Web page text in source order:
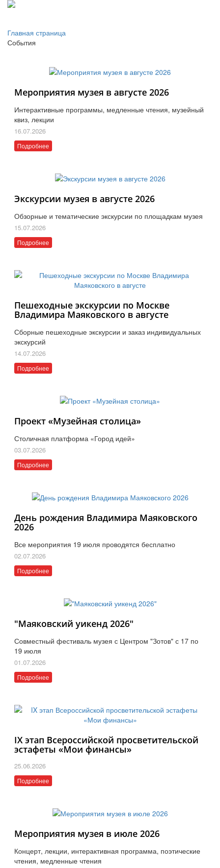
Главная страница
События
Мероприятия музея в августе 2026
Интерактивные программы, медленные чтения, музейный
квиз, лекции
16.07.2026
Подробнее
Экскурсии музея в августе 2026
Обзорные и тематические экскурсии по площадкам музея
15.07.2026
Подробнее
Пешеходные экскурсии по Москве
Владимира Маяковского в августе
Сборные пешеходные экскурсии и заказ индивидуальных
экскурсий
14.07.2026
Подробнее
Проект «Музейная столица»
Столичная платформа «Город идей»
03.07.2026
Подробнее
День рождения Владимира Маяковского
2026
Все мероприятия 19 июля проводятся бесплатно
02.07.2026
Подробнее
"Маяковский уикенд 2026"
Совместный фестиваль музея с Центром "Зотов" с 17 по
19 июля
01.07.2026
Подробнее
IX этап Всероссийской просветительской
эстафеты «Мои финансы»
25.06.2026
Подробнее
Мероприятия музея в июле 2026
Концерт, лекции, интерактивная программа, поэтические
чтения, медленные чтения